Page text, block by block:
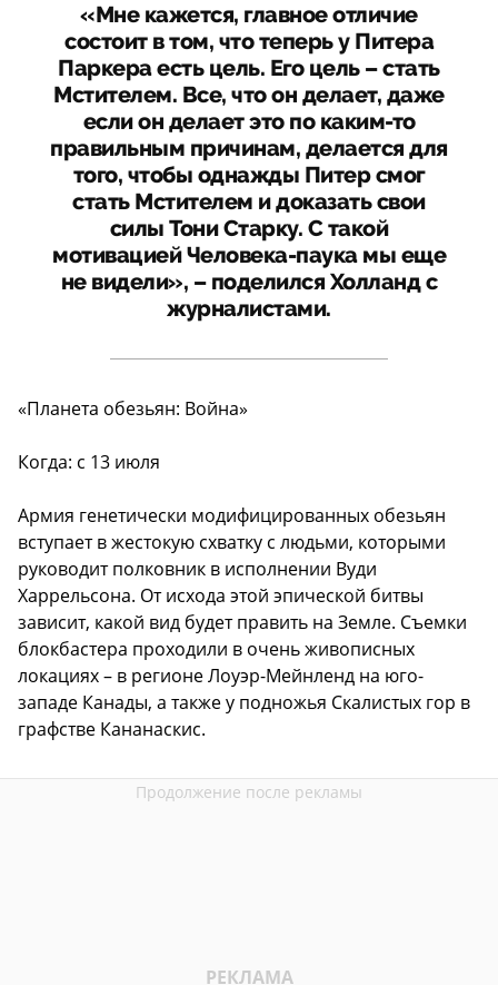
«Мне кажется, главное отличие
состоит в том, что теперь у Питера
Паркера есть цель. Его цель – стать
Мстителем. Все, что он делает, даже
если он делает это по каким-то
правильным причинам, делается для
того, чтобы однажды Питер смог
стать Мстителем и доказать свои
силы Тони Старку. С такой
мотивацией Человека-паука мы еще
не видели», – поделился Холланд с
журналистами.
«Планета обезьян: Война»
Когда: с 13 июля
Армия генетически модифицированных обезьян
вступает в жестокую схватку с людьми, которыми
руководит полковник в исполнении Вуди
Харрельсона. От исхода этой эпической битвы
зависит, какой вид будет править на Земле. Съемки
блокбастера проходили в очень живописных
локациях – в регионе Лоуэр-Мейнленд на юго-
западе Канады, а также у подножья Скалистых гор в
графстве Кананаскис.